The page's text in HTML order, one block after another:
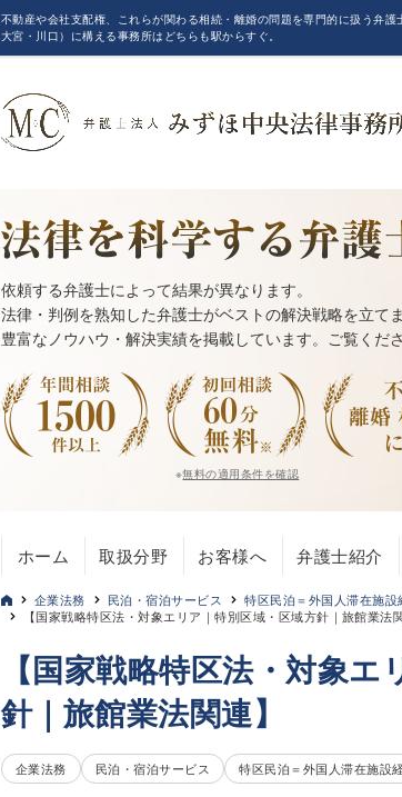
不動産や会社支配権、これらが関わる相続・離婚の問題を専門的に扱う弁
大宮・川口）に構える事務所はどちらも駅からすぐ。
依頼する弁護士によって結果が異なります。
法律・判例を熟知した弁護士がベストの解決戦略を立てま
豊富なノウハウ・解決実績を掲載しています。ご覧くださ
※無料の適用条件を確認
ホーム 取扱分野 お客様へ 弁護士紹介
企業法務 民泊・宿泊サービス
特区民泊＝外国人滞在施設
【国家戦略特区法・対象エリア｜特別区域・区域方針｜旅館業法関
【国家戦略特区法・対象
針｜旅館業法関連】
企業法務 民泊・宿泊サービス 特区民泊＝外国人滞在施設